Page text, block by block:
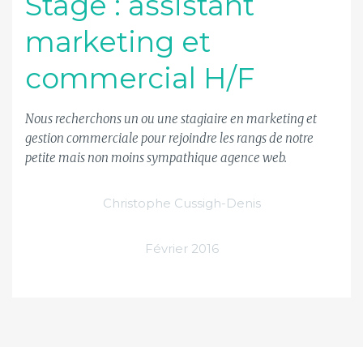
marketing et
commercial H/F
Nous recherchons un ou une stagiaire en marketing et
gestion commerciale pour rejoindre les rangs de notre
petite mais non moins sympathique agence web.
Christophe Cussigh-Denis
Février 2016